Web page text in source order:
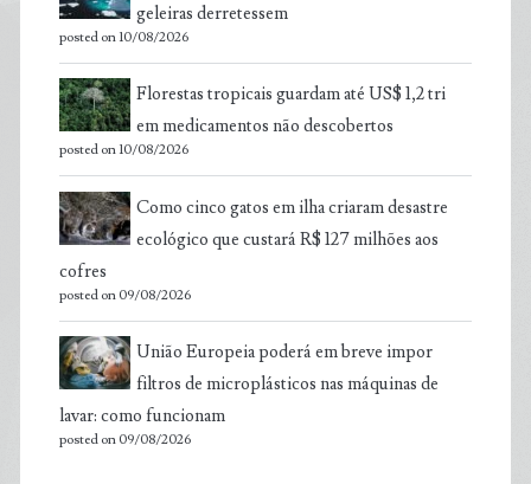
geleiras derretessem
posted on 10/08/2026
Florestas tropicais guardam até US$ 1,2 tri
em medicamentos não descobertos
posted on 10/08/2026
Como cinco gatos em ilha criaram desastre
ecológico que custará R$ 127 milhões aos
cofres
posted on 09/08/2026
União Europeia poderá em breve impor
filtros de microplásticos nas máquinas de
lavar: como funcionam
posted on 09/08/2026